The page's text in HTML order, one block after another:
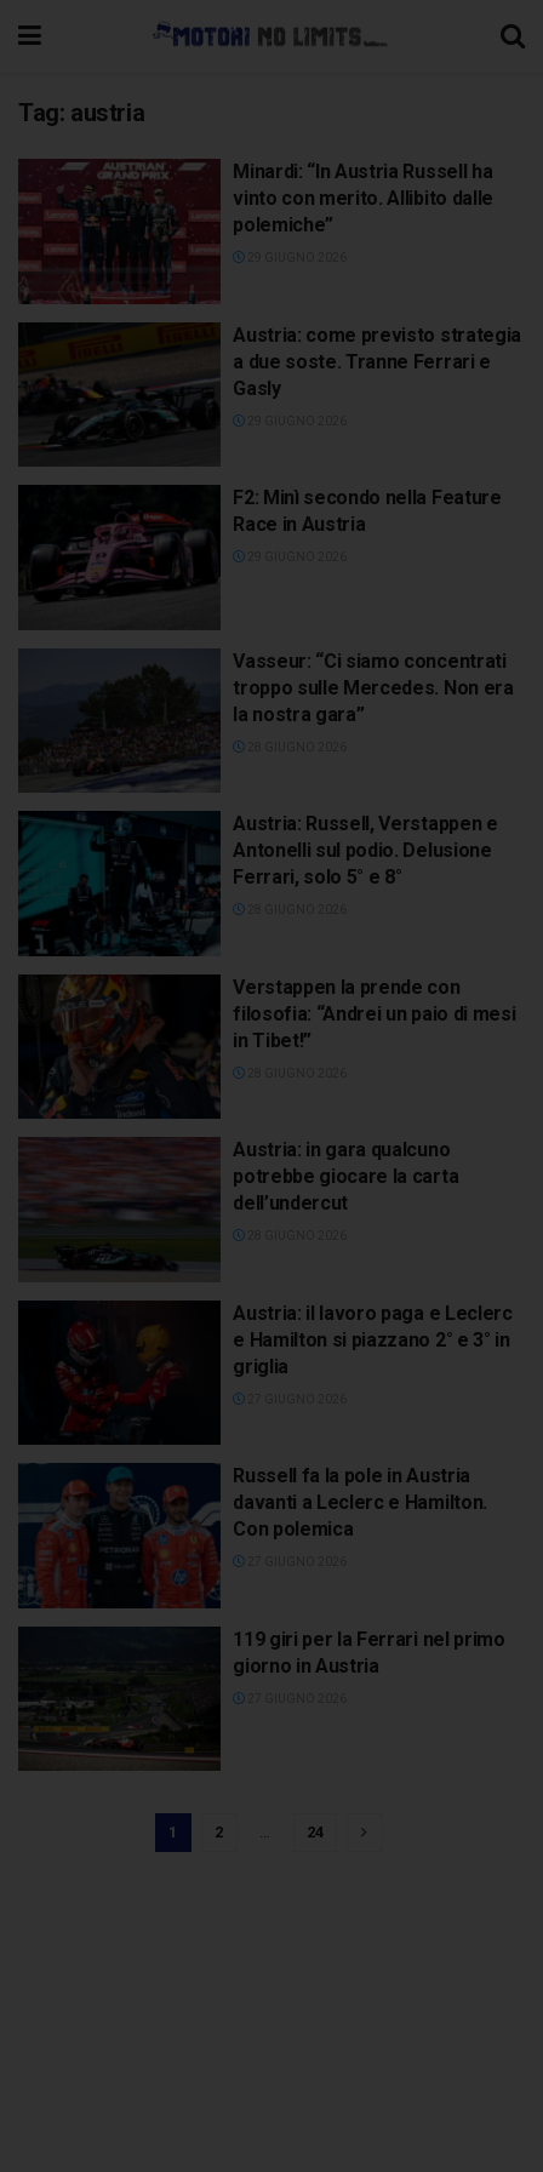
Tag: austria
Minardi: “In Austria Russell ha
vinto con merito. Allibito dalle
polemiche”
Austria: come previsto strategia
a due soste. Tranne Ferrari e
Gasly
F2: Minì secondo nella Feature
Race in Austria
Vasseur: “Ci siamo concentrati
troppo sulle Mercedes. Non era
la nostra gara”
Austria: Russell, Verstappen e
Antonelli sul podio. Delusione
Ferrari, solo 5° e 8°
Verstappen la prende con
filosofia: “Andrei un paio di mesi
in Tibet!”
Austria: in gara qualcuno
potrebbe giocare la carta
dell’undercut
Austria: il lavoro paga e Leclerc
e Hamilton si piazzano 2° e 3° in
griglia
Russell fa la pole in Austria
davanti a Leclerc e Hamilton.
Con polemica
119 giri per la Ferrari nel primo
giorno in Austria
1 2 … 24